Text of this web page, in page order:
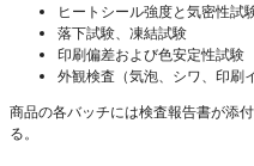
ヒートシール強度と気密性試
落下試験、凍結試験
印刷偏差および色安定性試験
外観検査（気泡、シワ、印刷
商品の各バッチには検査報告書が添
る。